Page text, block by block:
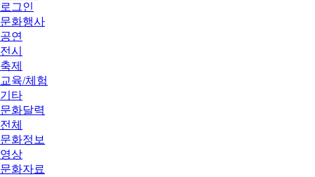
로그인
문화행사
공연
전시
축제
교육/체험
기타
문화달력
전체
문화정보
영상
문화자료